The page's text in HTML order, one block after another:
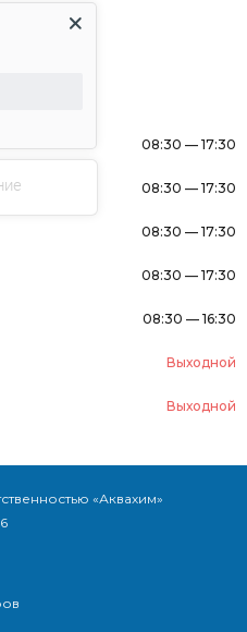
08:30 — 17:30
08:30 — 17:30
08:30 — 17:30
08:30 — 17:30
08:30 — 16:30
Выходной
Выходной
«Аквахим»